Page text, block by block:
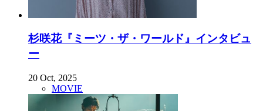
杉咲花『ミーツ・ザ・ワールド』インタビュ
ー
20 Oct, 2025
MOVIE